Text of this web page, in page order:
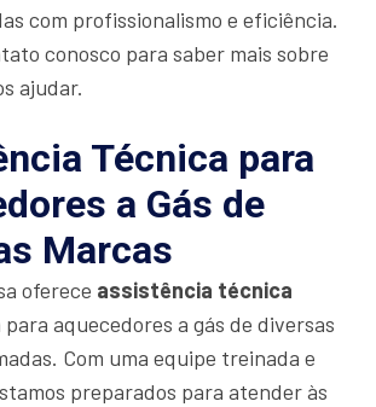
com profissionalismo e eficiência.
conosco para saber mais sobre
ajudar.
Técnica para
a Gás de
Marcas
oferece assistência técnica
aquecedores a gás de diversas
Com uma equipe treinada e
preparados para atender às